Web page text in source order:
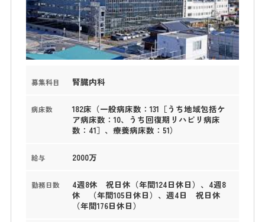
募集科目 腎臓内科
病床数
182床（一般病床数：131［うち地域包括ケ
ア病床数：10、うち回復期リハビリ病床
数：41］、療養病床数：51）
給与 2000万
勤務日数
4週8休 祝日休（年間124日休日）、4週8
休 （年間105日休日）、週4日 祝日休
（年間176日休日）